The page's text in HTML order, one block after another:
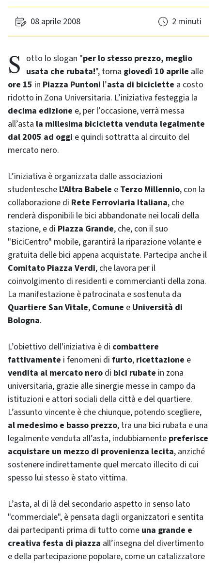
08 aprile 2008 2 minuti
Sotto lo slogan "per lo stesso prezzo, meglio
usata che rubata!", torna giovedì 10 aprile alle
ore 15 in Piazza Puntoni l’asta di biciclette a costo
ridotto in Zona Universitaria. L’iniziativa festeggia la
decima edizione e, per l’occasione, verrà messa
all’asta la millesima bicicletta venduta legalmente
dal 2005 ad oggi e quindi sottratta al circuito del
mercato nero.
L’iniziativa è organizzata dalle associazioni
studentesche L'Altra Babele e Terzo Millennio, con la
collaborazione di Rete Ferroviaria Italiana, che
renderà disponibili le bici abbandonate nei locali della
stazione, e di Piazza Grande, che, con il suo
"BiciCentro" mobile, garantirà la riparazione volante e
gratuita delle bici appena acquistate. Partecipa anche il
Comitato Piazza Verdi, che lavora per il
coinvolgimento di residenti e commercianti della zona.
La manifestazione è patrocinata e sostenuta da
Quartiere San Vitale, Comune e Università di
Bologna.
L’obiettivo dell'iniziativa è di combattere
fattivamente i fenomeni di furto, ricettazione e
vendita al mercato nero di bici rubate in zona
universitaria, grazie alle sinergie messe in campo da
istituzioni e attori sociali della città e del quartiere.
L’assunto vincente è che chiunque, potendo scegliere,
al medesimo e basso prezzo, tra una bici rubata e una
legalmente venduta all’asta, indubbiamente preferisce
acquistare un mezzo di provenienza lecita, anziché
sostenere indirettamente quel mercato illecito di cui
spesso lui stesso è stato vittima.
L’asta, al di là del secondario aspetto in senso lato
"commerciale", è pensata dagli organizzatori e sentita
dai partecipanti prima di tutto come una grande e
creativa festa di piazza all’insegna del divertimento
e della partecipazione popolare, come un catalizzatore